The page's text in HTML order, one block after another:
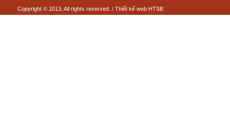
Copyright © 2013. All rights reserved. / Thiết kế web HTSB